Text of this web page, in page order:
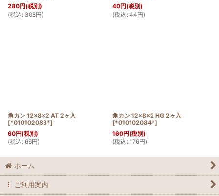
280円(税別)
(税込 : 308円)
40円(税別)
(税込 : 44円)
角カン 12×8×2 AT 2ヶ入
[*010102083*]
60円(税別)
(税込 : 66円)
角カン 12×8×2 HG 2ヶ入
[*010102084*]
160円(税別)
(税込 : 176円)
ホーム
ご利用案内